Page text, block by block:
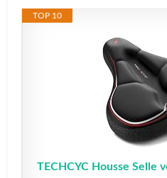
TOP 10
TECHCYC Housse Selle